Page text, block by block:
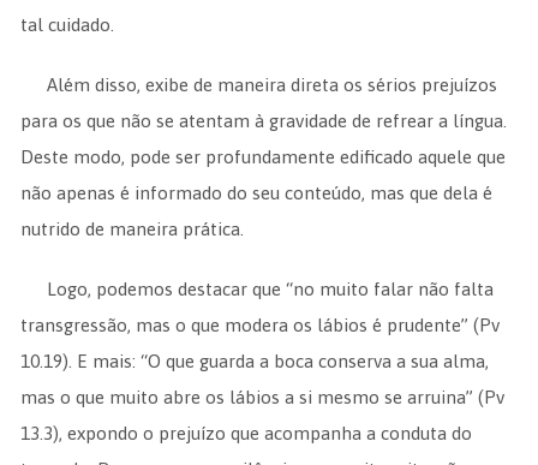
tal cuidado.
Além disso, exibe de maneira direta os sérios prejuízos
para os que não se atentam à gravidade de refrear a língua.
Deste modo, pode ser profundamente edificado aquele que
não apenas é informado do seu conteúdo, mas que dela é
nutrido de maneira prática.
Logo, podemos destacar que “no muito falar não falta
transgressão, mas o que modera os lábios é prudente” (Pv
10.19). E mais: “O que guarda a boca conserva a sua alma,
mas o que muito abre os lábios a si mesmo se arruina” (Pv
13.3), expondo o prejuízo que acompanha a conduta do